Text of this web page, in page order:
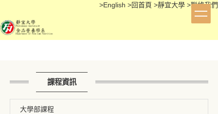
主
要
>English >回首頁 >靜宜大學 >聯絡我們
課程資訊
大學部課程